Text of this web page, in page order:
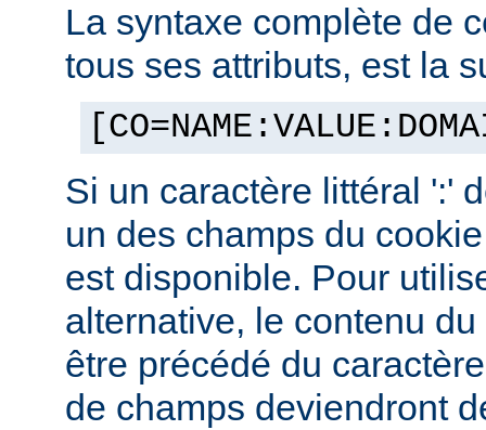
La syntaxe complète de
tous ses attributs, est la
Si un caractère littéral ':'
un des champs du
est disponible. Pour
alternative, le contenu
être précédé du
de champs deviendront